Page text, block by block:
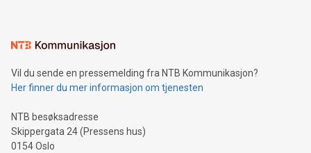
Vil du sende en pressemelding fra NTB Kommunikasjon?
Her finner du mer informasjon om tjenesten
NTB besøksadresse
Skippergata 24 (Pressens hus)
0154 Oslo